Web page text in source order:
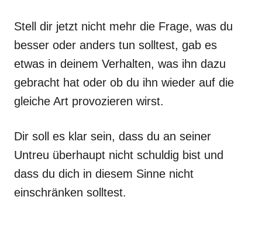
Stell dir jetzt nicht mehr die Frage, was du
besser oder anders tun solltest, gab es
etwas in deinem Verhalten, was ihn dazu
gebracht hat oder ob du ihn wieder auf die
gleiche Art provozieren wirst.
Dir soll es klar sein, dass du an seiner
Untreu überhaupt nicht schuldig bist und
dass du dich in diesem Sinne nicht
einschränken solltest.